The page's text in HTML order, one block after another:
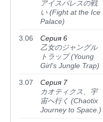
アイスパレスの戦
い (Fight at the Ice
Palace)
3.06
Серия 6
乙女のジャングル
トラップ (Young
Girl's Jungle Trap)
3.07
Серия 7
カオティクス、宇
宙へ行く (Chaotix
Journey to Space.)